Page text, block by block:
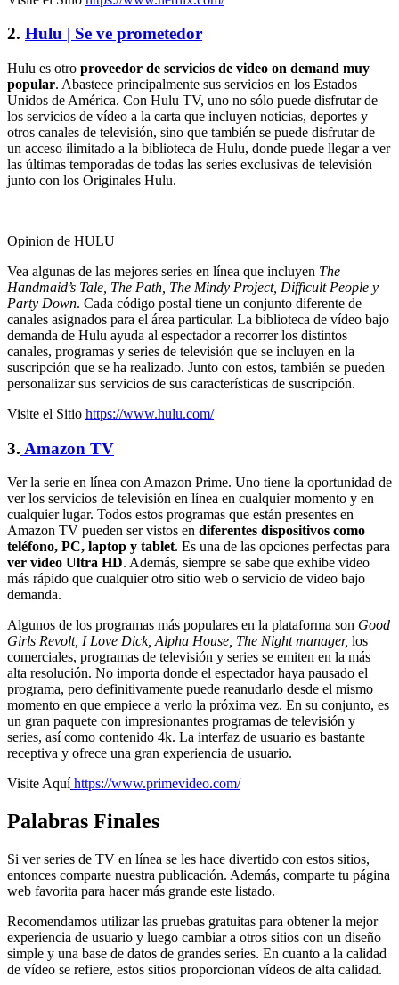
2. Hulu | Se ve prometedor
Hulu es otro proveedor de servicios de video on demand muy
popular. Abastece principalmente sus servicios en los Estados
Unidos de América. Con Hulu TV, uno no sólo puede disfrutar de
los servicios de vídeo a la carta que incluyen noticias, deportes y
otros canales de televisión, sino que también se puede disfrutar de
un acceso ilimitado a la biblioteca de Hulu, donde puede llegar a ver
las últimas temporadas de todas las series exclusivas de televisión
junto con los Originales Hulu.
Opinion de HULU
Vea algunas de las mejores series en línea que incluyen The
Handmaid’s Tale, The Path, The Mindy Project, Difficult People y
Party Down. Cada código postal tiene un conjunto diferente de
canales asignados para el área particular. La biblioteca de vídeo bajo
demanda de Hulu ayuda al espectador a recorrer los distintos
canales, programas y series de televisión que se incluyen en la
suscripción que se ha realizado. Junto con estos, también se pueden
personalizar sus servicios de sus características de suscripción.
Visite el Sitio https://www.hulu.com/
3. Amazon TV
Ver la serie en línea con Amazon Prime. Uno tiene la oportunidad de
ver los servicios de televisión en línea en cualquier momento y en
cualquier lugar. Todos estos programas que están presentes en
Amazon TV pueden ser vistos en diferentes dispositivos como
teléfono, PC, laptop y tablet. Es una de las opciones perfectas para
ver vídeo Ultra HD. Además, siempre se sabe que exhibe video
más rápido que cualquier otro sitio web o servicio de video bajo
demanda.
Algunos de los programas más populares en la plataforma son Good
Girls Revolt, I Love Dick, Alpha House, The Night manager, los
comerciales, programas de televisión y series se emiten en la más
alta resolución. No importa donde el espectador haya pausado el
programa, pero definitivamente puede reanudarlo desde el mismo
momento en que empiece a verlo la próxima vez. En su conjunto, es
un gran paquete con impresionantes programas de televisión y
series, así como contenido 4k. La interfaz de usuario es bastante
receptiva y ofrece una gran experiencia de usuario.
Visite Aquíhttps://www.primevideo.com/
Palabras Finales
Si ver series de TV en línea se les hace divertido con estos sitios,
entonces comparte nuestra publicación. Además, comparte tu página
web favorita para hacer más grande este listado.
Recomendamos utilizar las pruebas gratuitas para obtener la mejor
experiencia de usuario y luego cambiar a otros sitios con un diseño
simple y una base de datos de grandes series. En cuanto a la calidad
de vídeo se refiere, estos sitios proporcionan vídeos de alta calidad.